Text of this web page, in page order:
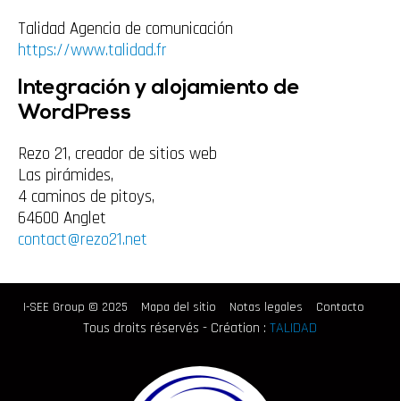
Talidad Agencia de comunicación
https://www.talidad.fr
Integración y alojamiento de
WordPress
Rezo 21, creador de sitios web
Las pirámides,
4 caminos de pitoys,
64600 Anglet
contact@rezo21.net
I-SEE Group © 2025 Mapa del sitio Notas legales Contacto
Tous droits réservés - Création : TALIDAD